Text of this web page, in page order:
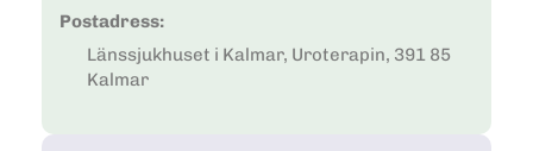
Postadress:
Länssjukhuset i Kalmar, Uroterapin, 391 85
Kalmar